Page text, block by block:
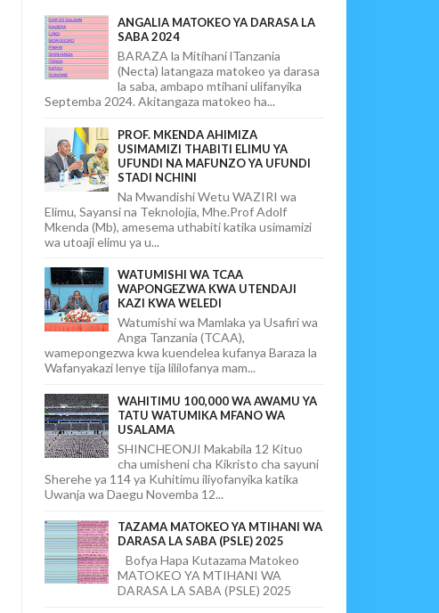
ANGALIA MATOKEO YA DARASA LA
SABA 2024
BARAZA la Mitihani lTanzania
(Necta) latangaza matokeo ya darasa
la saba, ambapo mtihani ulifanyika
Septemba 2024. Akitangaza matokeo ha...
PROF. MKENDA AHIMIZA
USIMAMIZI THABITI ELIMU YA
UFUNDI NA MAFUNZO YA UFUNDI
STADI NCHINI
Na Mwandishi Wetu WAZIRI wa
Elimu, Sayansi na Teknolojia, Mhe.Prof Adolf
Mkenda (Mb), amesema uthabiti katika usimamizi
wa utoaji elimu ya u...
WATUMISHI WA TCAA
WAPONGEZWA KWA UTENDAJI
KAZI KWA WELEDI
Watumishi wa Mamlaka ya Usafiri wa
Anga Tanzania (TCAA),
wamepongezwa kwa kuendelea kufanya Baraza la
Wafanyakazi lenye tija lililofanya mam...
WAHITIMU 100,000 WA AWAMU YA
TATU WATUMIKA MFANO WA
USALAMA
SHINCHEONJI Makabila 12 Kituo
cha umisheni cha Kikristo cha sayuni
Sherehe ya 114 ya Kuhitimu iliyofanyika katika
Uwanja wa Daegu Novemba 12...
TAZAMA MATOKEO YA MTIHANI WA
DARASA LA SABA (PSLE) 2025
Bofya Hapa Kutazama Matokeo
MATOKEO YA MTIHANI WA
DARASA LA SABA (PSLE) 2025